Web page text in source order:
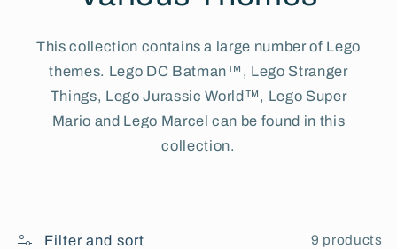
This collection contains a large number of Lego
themes. Lego DC Batman™, Lego Stranger
Things, Lego Jurassic World™, Lego Super
Mario and Lego Marcel can be found in this
collection.
Filter and sort 9 products